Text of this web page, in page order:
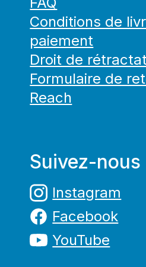
Conditions de
paiement
Droit de
Formulaire de
Reach
Suivez-nous
Instagram
Facebook
YouTube